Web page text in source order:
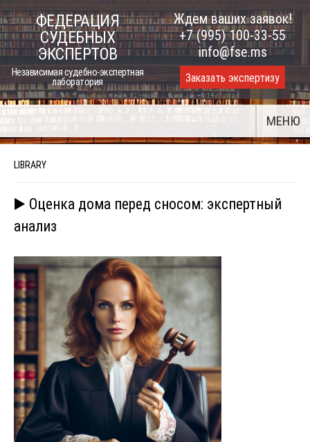
Skip
to
content
ФЕДЕРАЦИЯ
СУДЕБНЫХ
ЭКСПЕРТОВ
Независимая судебно-экспертная
лаборатория
Ждем ваших заявок!
+7 (995) 100-33-55
info@fse.ms
Заказать экспертизу
МЕНЮ
LIBRARY
▶️ Оценка дома перед сносом: экспертный
анализ